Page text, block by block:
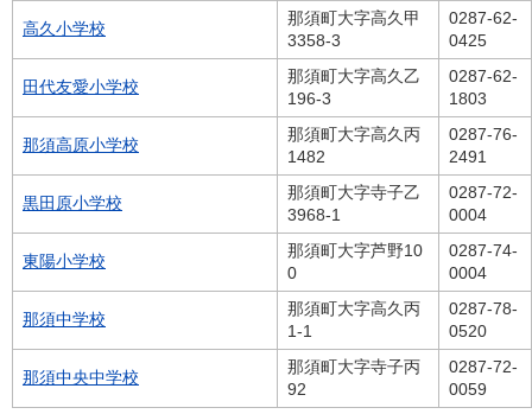
高久小学校
那須町大字高久甲
3358-3
0287-62-
0425
田代友愛小学校
那須町大字高久乙
196-3
0287-62-
1803
那須高原小学校
那須町大字高久丙
1482
0287-76-
2491
黒田原小学校
那須町大字寺子乙
3968-1
0287-72-
0004
東陽小学校
那須町大字芦野10
0
0287-74-
0004
那須中学校
那須町大字高久丙
1-1
0287-78-
0520
那須中央中学校
那須町大字寺子丙
92
0287-72-
0059